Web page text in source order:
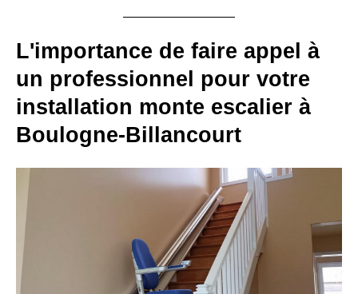
L'importance de faire appel à
un professionnel pour votre
installation monte escalier à
Boulogne-Billancourt